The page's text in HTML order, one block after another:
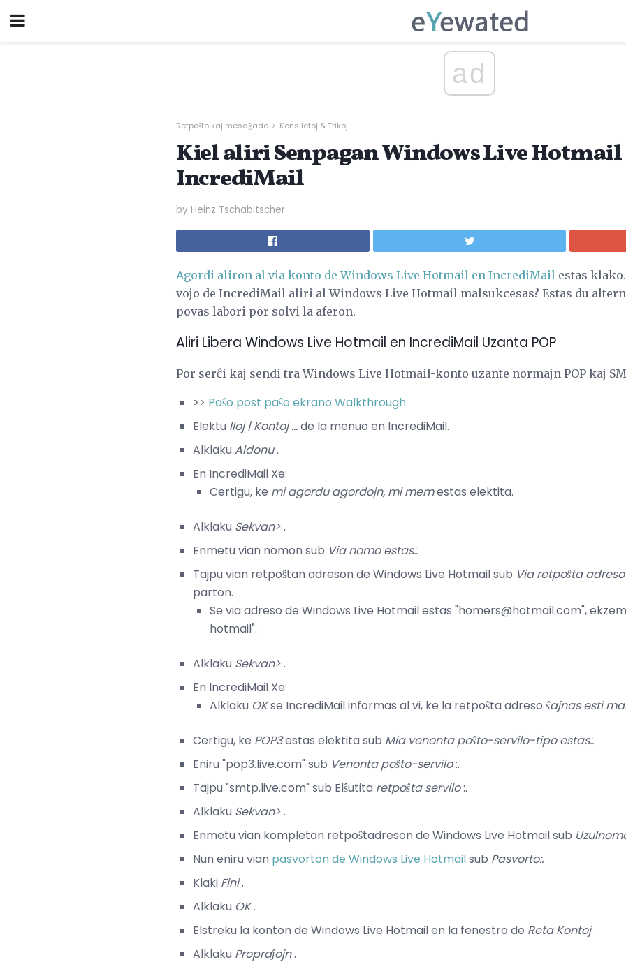
ad
Retpoŝto kaj mesaĝado Konsiletoj & Trikoj
Kiel aliri Senpagan Windows Live Hotmail
IncrediMail
by Heinz Tschabitscher
Agordi aliron al via konto de Windows Live Hotmail en IncrediMail estas
vojo de IncrediMail aliri al Windows Live Hotmail malsukcesas? Estas du
povas labori por solvi la aferon.
Aliri Libera Windows Live Hotmail en IncrediMail Uzanta POP
Por serĉi kaj sendi tra Windows Live Hotmail-konto uzante normajn POP kaj
>> Paŝo post paŝo ekrano Walkthrough
Elektu Iloj | Kontoj ...de la menuo en IncrediMail.
Alklaku Aldonu.
En IncrediMail Xe:
Certigu, ke mi agordu agordojn, mi memestas elektita.
Alklaku Sekvan>.
Enmetu vian nomon sub Via nomo estas:.
Tajpu vian retpoŝtan adreson de Windows Live Hotmail sub Via retpoŝta adreso
parton.
Se via adreso de Windows Live Hotmail estas "homers@hotmail.com",
hotmail".
Alklaku Sekvan>.
En IncrediMail Xe:
Alklaku OKse IncrediMail informas al vi, ke la retpoŝta adreso ŝajnas esti
Certigu, ke POP3estas elektita sub Mia venonta poŝto-servilo-tipo estas:.
Eniru "pop3.live.com" sub Venonta poŝto-servilo:.
Tajpu "smtp.live.com" sub Elŝutita retpoŝta servilo:.
Alklaku Sekvan>.
Enmetu vian kompletan retpoŝtadreson de Windows Live Hotmail sub
Nun eniru vian pasvorton de Windows Live Hotmailsub Pasvorto:.
Klaki Fini.
Alklaku OK.
Elstreku la konton de Windows Live Hotmail en la fenestro de Reta Kontoj.
Alklaku Propraĵojn.